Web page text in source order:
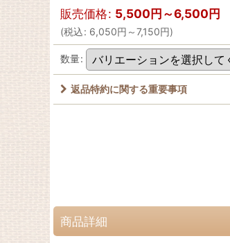
販売価格: 5,500円～6,500円
(税込: 6,050円 ～7,150円)
数量:
返品特約に関する重要事項
商品詳細